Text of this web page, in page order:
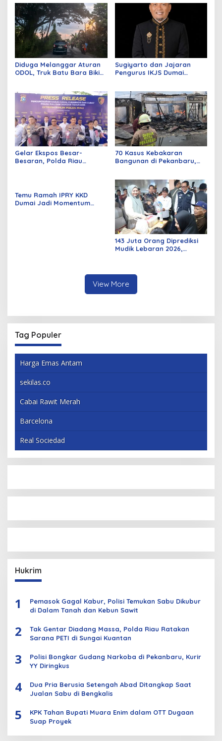
Diduga Melanggar Aturan
ODOL, Truk Batu Bara Bikin
Sugiyarto dan Jajaran
Pengurus IKJS Dumai
Gelar Ekspos Besar-
Besaran, Polda Riau
70 Kasus Kebakaran
Bangunan di Pekanbaru,
Temu Ramah IPRY KKD
Dumai Jadi Momentum
143 Juta Orang Diprediksi
Mudik Lebaran 2026,
View More
Tag Populer
Harga Emas Antam
sekilas.co
Cabai Rawit Merah
Barcelona
Real Sociedad
Hukrim
1
Pemasok Gagal Kabur, Polisi Temukan Sabu Dikubur
di Dalam Tanah dan Kebun Sawit
2
Tak Gentar Diadang Massa, Polda Riau Ratakan
Sarana PETI di Sungai Kuantan
3
Polisi Bongkar Gudang Narkoba di Pekanbaru, Kurir
YY Diringkus
4
Dua Pria Berusia Setengah Abad Ditangkap Saat
Jualan Sabu di Bengkalis
5
KPK Tahan Bupati Muara Enim dalam OTT Dugaan
Suap Proyek